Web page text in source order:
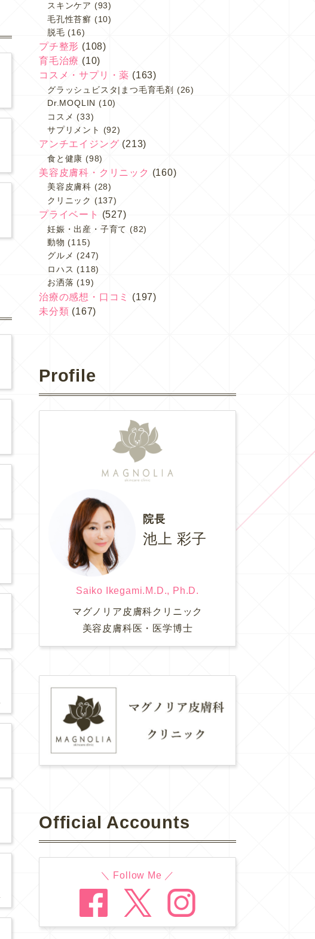
スキンケア (93)
毛孔性苔癬 (10)
脱毛 (16)
プチ整形 (108)
育毛治療 (10)
コスメ・サプリ・薬 (163)
グラッシュビスタ|まつ毛育毛剤
(26)
Dr.MOQLIN (10)
コスメ (33)
サプリメント
(92)
アンチエイジング (213)
食と健康 (98)
美容皮膚科・クリニック (160)
美容皮膚科 (28)
クリニック (137)
プライベート (527)
妊娠・出産・子育て (82)
動物 (115)
グルメ (247)
ロハス (118)
お洒落 (19)
治療の感想・口コミ
(197)
未分類 (167)
Profile
院長
池上 彩子
Saiko Ikegami.M.D., Ph.D.
マグノリア皮膚科クリニック
美容皮膚科医・医学博士
Official Accounts
＼ Follow Me ／